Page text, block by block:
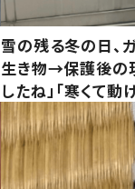
雪の残る冬の日、
生き物→保護後の
したね」「寒くて動